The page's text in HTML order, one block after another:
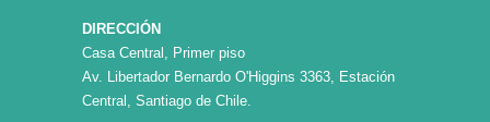
DIRECCIÓN
Casa Central, Primer piso
Av. Libertador Bernardo O'Higgins 3363, Estación
Central, Santiago de Chile.